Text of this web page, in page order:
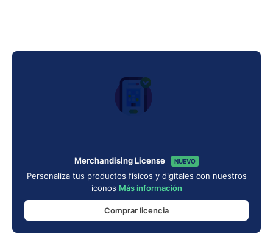
Merchandising License NUEVO
Personaliza tus productos físicos y digitales con nuestros
iconos Más información
Comprar licencia